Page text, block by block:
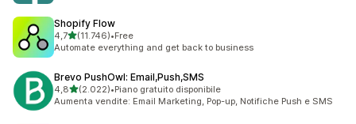
Shopify Flow
4,7stelle su 5
(11.746)
11746 recensioni totali
•Free
Automate everything and get back to business
Brevo PushOwl: Email,Push,SMS
4,8stelle su 5
(2.022)
2022 recensioni totali
•Piano gratuito disponibile
Aumenta vendite: Email Marketing, Pop-up, Notifiche Push e SMS